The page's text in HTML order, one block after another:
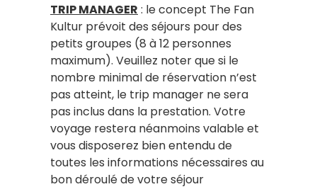
TRIP MANAGER : le concept The Fan
Kultur prévoit des séjours pour des
petits groupes (8 à 12 personnes
maximum). Veuillez noter que si le
nombre minimal de réservation n’est
pas atteint, le trip manager ne sera
pas inclus dans la prestation. Votre
voyage restera néanmoins valable et
vous disposerez bien entendu de
toutes les informations nécessaires au
bon déroulé de votre séjour